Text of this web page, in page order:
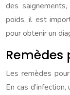
des
poids, il est
pour obtenir un
Les remèdes
En cas